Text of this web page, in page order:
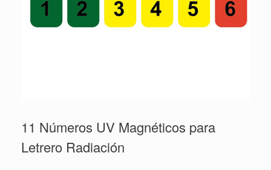
11 Números UV Magnéticos para
Letrero Radiación